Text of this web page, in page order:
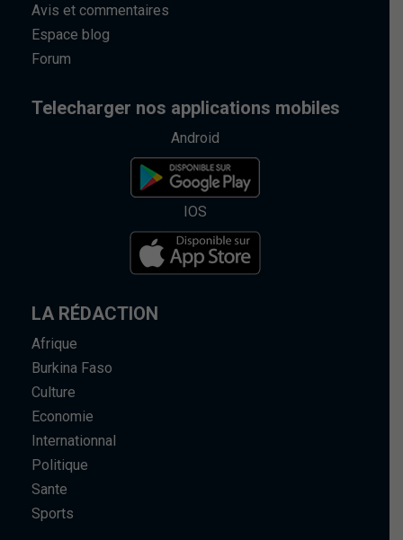
Avis et commentaires
Espace blog
Forum
Telecharger nos applications mobiles
Android
IOS
LA RÉDACTION
Afrique
Burkina Faso
Culture
Economie
Internationnal
Politique
Sante
Sports